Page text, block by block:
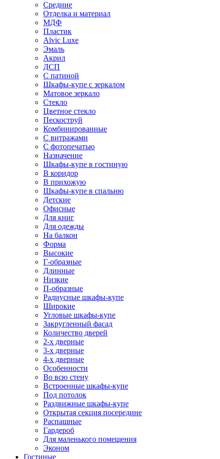
Средние
Отделка и материал
МДФ
Пластик
Alvic Luxe
Эмаль
Акрил
ДСП
С патиной
Шкафы-купе с зеркалом
Матовое зеркало
Стекло
Цветное стекло
Пескоструй
Комбинированные
С витражами
С фотопечатью
Назначение
Шкафы-купе в гостиную
В коридор
В прихожую
Шкафы-купе в спальню
Детские
Офисные
Для книг
Для одежды
На балкон
Форма
Высокие
Г-образные
Длинные
Низкие
П-образные
Радиусные шкафы-купе
Широкие
Угловые шкафы-купе
Закругленный фасад
Количество дверей
2-х дверные
3-х дверные
4-х дверные
Особенности
Во всю стену
Встроенные шкафы-купе
Под потолок
Раздвижные шкафы-купе
Открытая секция посередине
Распашные
Гардероб
Для маленького помещения
Эконом
Гостиные